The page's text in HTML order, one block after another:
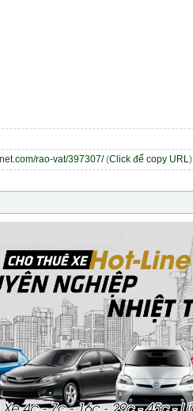
rao-vat/397307/(Click để copy URL)